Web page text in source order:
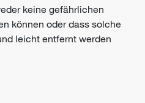
keine gefährlichen
können oder dass solche
leicht entfernt werden